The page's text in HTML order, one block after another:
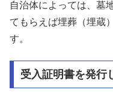
自治体によっては、墓
てもらえば埋葬（埋蔵
す。
受入証明書を発行